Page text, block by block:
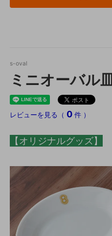
s-oval
ミニオーバル
レビューを見る（ 0 件 ）
【オリジナルグッズ】